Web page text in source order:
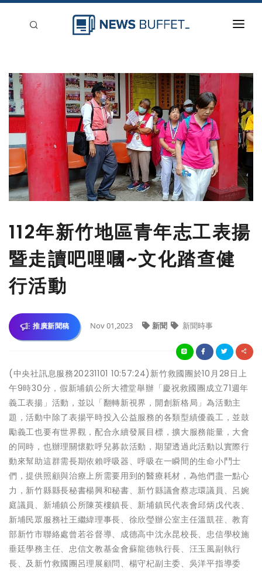
新聞稿分類
登入
刊登
112年新竹地區青年志工表揚
暨走讀吧哩嘓~文化踏查健
行活動
推廣新聞稿 Nov 01,2023 新聞 新聞時事
(中央社訊息服務20231101 10:57:24)新竹救國團於10月28日上
午9時30分，假新埔鎮公所大禮堂舉辦「慶祝救國團成立71週年
義工表揚」活動，並以「翻轉新視界，開創新格局」為活動主
題，活動中除了表揚平時投入公益服務的各類型績優義工，並鼓
勵義工也要有世界觀，配合永續發展目標，擴大服務能量，大會
的同時，也辦理關懷歡呼兒募款活動，期望透過此活動以實際行
動來幫助這群需長期依賴呼吸器、呼吸在一瞬間的生命小鬥士
們，提供照顧與治療上所需要用到的醫療耗材，為他們盡一點心
力，新竹縣縣長秘書楊興和秘書、新竹縣議會蔡志環議員、呂婉
庭議員、新埔鎮公所陳英樓鎮長、新埔鎮民代表會邱炳戊代表、
新埔民眾服務社王繼緯理事長、徐欣瑩辦公室主任溫凱荏、教育
部新竹市聯絡處曾若谷督導、成德高中沈永昆校長、忠信學校施
垂廷學務主任、忠信文教基金會蘇龍德執行長、汪玉風副執行
長、及新竹救國團呂理展顧問、楊守杞副主委、吳洋平指導委